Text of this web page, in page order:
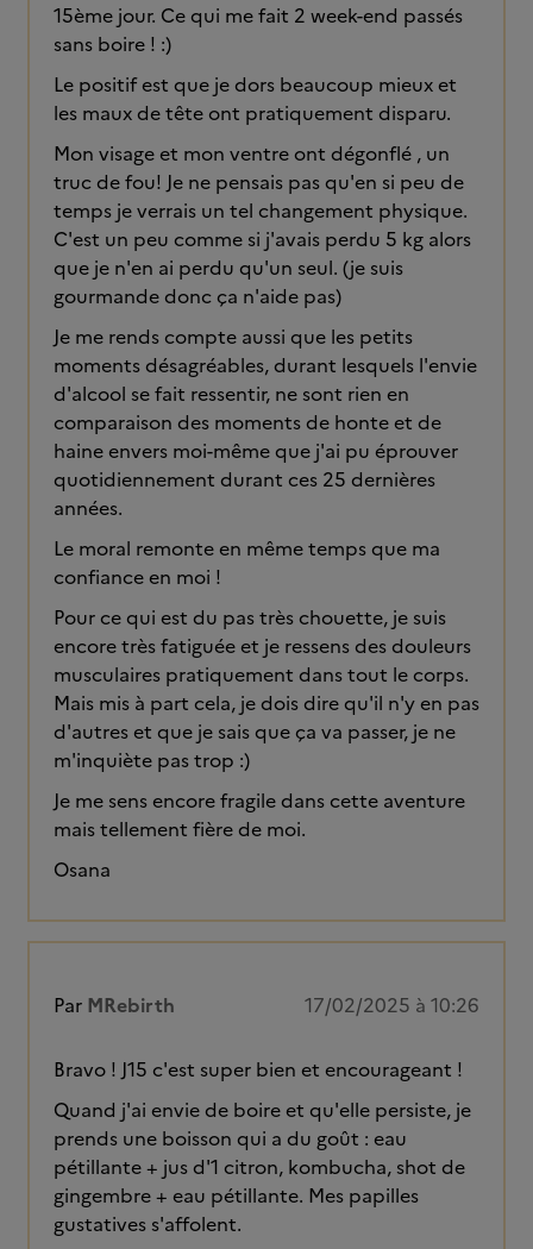
15ème jour. Ce qui me fait 2 week-end passés
sans boire ! :)
Le positif est que je dors beaucoup mieux et
les maux de tête ont pratiquement disparu.
Mon visage et mon ventre ont dégonflé , un
truc de fou! Je ne pensais pas qu'en si peu de
temps je verrais un tel changement physique.
C'est un peu comme si j'avais perdu 5 kg alors
que je n'en ai perdu qu'un seul. (je suis
gourmande donc ça n'aide pas)
Je me rends compte aussi que les petits
moments désagréables, durant lesquels l'envie
d'alcool se fait ressentir, ne sont rien en
comparaison des moments de honte et de
haine envers moi-même que j'ai pu éprouver
quotidiennement durant ces 25 dernières
années.
Le moral remonte en même temps que ma
confiance en moi !
Pour ce qui est du pas très chouette, je suis
encore très fatiguée et je ressens des douleurs
musculaires pratiquement dans tout le corps.
Mais mis à part cela, je dois dire qu'il n'y en pas
d'autres et que je sais que ça va passer, je ne
m'inquiète pas trop :)
Je me sens encore fragile dans cette aventure
mais tellement fière de moi.
Osana
Par MRebirth 17/02/2025 à 10:26
Bravo ! J15 c'est super bien et encourageant !
Quand j'ai envie de boire et qu'elle persiste, je
prends une boisson qui a du goût : eau
pétillante + jus d'1 citron, kombucha, shot de
gingembre + eau pétillante. Mes papilles
gustatives s'affolent.